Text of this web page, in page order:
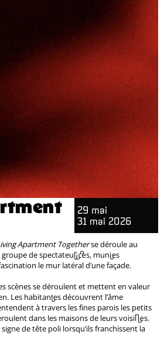
29 mai
31 mai 2026
Apartment Togetherse déroule au
de spectateur·ices, muni·es
le mur latéral d’une façade.
scènes se déroulent et mettent en valeur
Les habitant·es découvrent l’âme
à travers les fines parois les petits
dans les maisons de leurs voisin·es.
signe de tête poli lorsqu’ils franchissent la